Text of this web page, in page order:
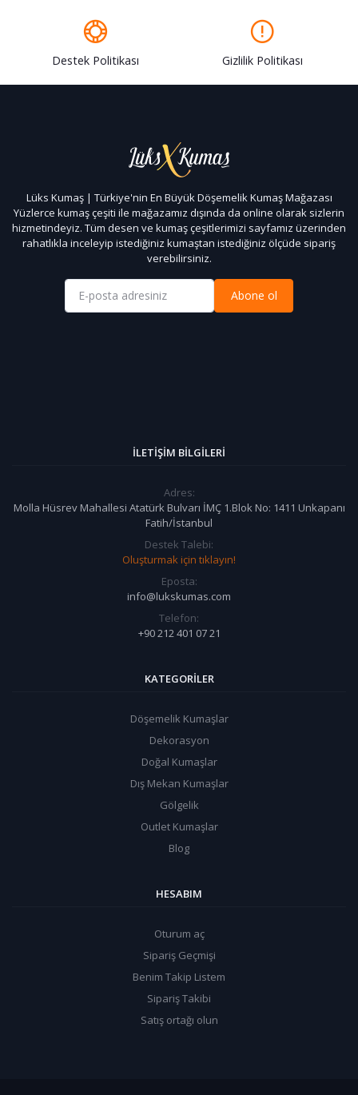
Destek Politikası Gizlilik Politikası
Lüks Kumaş | Türkiye'nin En Büyük Döşemelik Kumaş Mağazası
Yüzlerce kumaş çeşiti ile mağazamız dışında da online olarak sizlerin
hizmetindeyiz. Tüm desen ve kumaş çeşitlerimizi sayfamız üzerinden
rahatlıkla inceleyip istediğiniz kumaştan istediğiniz ölçüde sipariş
verebilirsiniz.
Abone ol
İLETIŞIM BILGILERI
Adres:
Molla Hüsrev Mahallesi Atatürk Bulvarı İMÇ 1.Blok No: 1411 Unkapanı
Fatih/İstanbul
Destek Talebi:
Oluşturmak için tıklayın!
Eposta:
info@lukskumas.com
Telefon:
+90 212 401 07 21
KATEGORILER
Döşemelik Kumaşlar
Dekorasyon
Doğal Kumaşlar
Dış Mekan Kumaşlar
Gölgelik
Outlet Kumaşlar
Blog
HESABIM
Oturum aç
Sipariş Geçmişi
Benim Takip Listem
Sipariş Takibi
Satış ortağı olun